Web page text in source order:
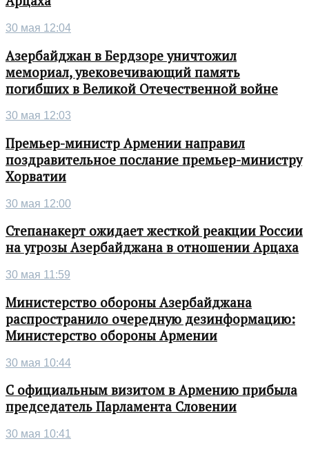
30 мая 12:04
Азербайджан в Бердзоре уничтожил
мемориал, увековечивающий память
погибших в Великой Отечественной войне
30 мая 12:03
Премьер-министр Армении направил
поздравительное послание премьер-министру
Хорватии
30 мая 12:00
Степанакерт ожидает жесткой реакции России
на угрозы Азербайджана в отношении Арцаха
30 мая 11:59
Министерство обороны Азербайджана
распространило очередную дезинформацию:
Министерство обороны Армении
30 мая 10:44
С официальным визитом в Армению прибыла
председатель Парламента Словении
30 мая 10:41